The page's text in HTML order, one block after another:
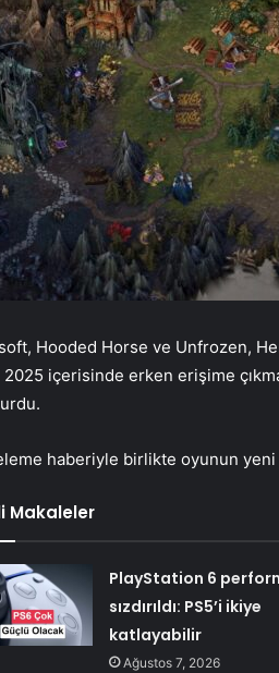
Hooded Horse ve Unfrozen,
içerisinde erken erişime
haberiyle birlikte oyunun yeni
Makaleler
PlayStation 6
sızdırıldı: PS5’i ikiye
katlayabilir
Ağustos 7, 2026